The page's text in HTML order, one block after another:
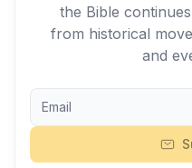
the Bible
from historical
and